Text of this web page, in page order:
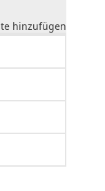
hinzufügen